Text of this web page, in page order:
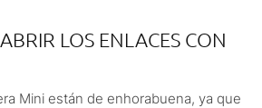
LOS ENLACES CON
Mini están de enhorabuena, ya que